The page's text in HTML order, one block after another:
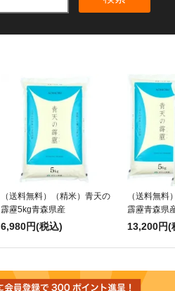
（送料無料）（精米）青天の
霹靂5kg青森県産
6,980円(税込)
（送料無料
霹靂青森県
13,200円(